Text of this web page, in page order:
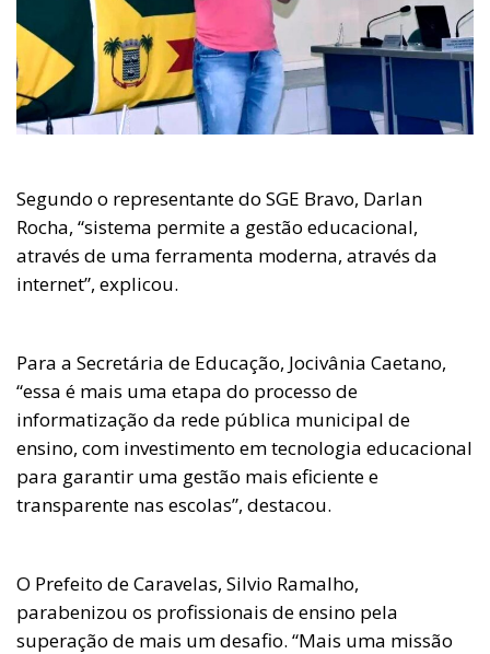
Segundo o representante do SGE Bravo, Darlan
Rocha, “sistema permite a gestão educacional,
através de uma ferramenta moderna, através da
internet”, explicou.
Para a Secretária de Educação, Jocivânia Caetano,
“essa é mais uma etapa do processo de
informatização da rede pública municipal de
ensino, com investimento em tecnologia educacional
para garantir uma gestão mais eficiente e
transparente nas escolas”, destacou.
O Prefeito de Caravelas, Silvio Ramalho,
parabenizou os profissionais de ensino pela
superação de mais um desafio. “Mais uma missão